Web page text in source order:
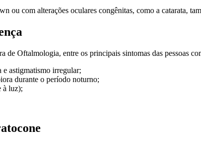
ou com alterações oculares congênitas, como a catarata,
de Oftalmologia, entre os principais sintomas das pessoas
astigmatismo irregular;
durante o período noturno;
à luz);